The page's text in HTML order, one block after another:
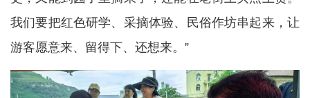
我们要把红色研学、采摘体验、民俗作坊串起来，让
游客愿意来、留得下、还想来。”